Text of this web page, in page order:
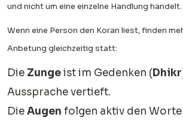
und nicht um eine einzelne Handlung handelt.
Wenn eine Person den Koran liest, finden
Anbetung gleichzeitig statt:
Die Zungeist im Gedenken (Dhikr
Aussprache vertieft.
DieAugen folgen aktiv den